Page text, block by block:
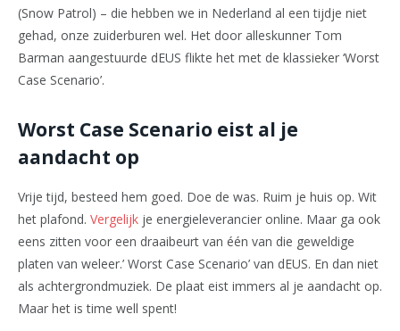
(Snow Patrol) – die hebben we in Nederland al een tijdje niet
gehad, onze zuiderburen wel. Het door alleskunner Tom
Barman aangestuurde dEUS flikte het met de klassieker ‘Worst
Case Scenario’.
Worst Case Scenario eist al je
aandacht op
Vrije tijd, besteed hem goed. Doe de was. Ruim je huis op. Wit
het plafond. Vergelijk je energieleverancier online. Maar ga ook
eens zitten voor een draaibeurt van één van die geweldige
platen van weleer.’ Worst Case Scenario’ van dEUS. En dan niet
als achtergrondmuziek. De plaat eist immers al je aandacht op.
Maar het is time well spent!